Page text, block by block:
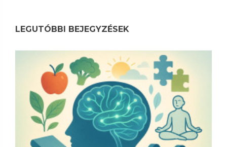
LEGUTÓBBI BEJEGYZÉSEK